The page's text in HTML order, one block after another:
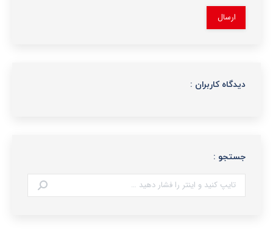
ارسال
دیدگاه کاربران :
جستجو :
جستجو: